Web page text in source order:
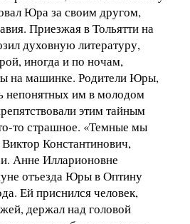
Юра за своим другом,
Приезжая в Тольятти на
духовную литературу,
иногда и по ночам,
на машинке. Родители Юры,
непонятных им в молодом
этим тайным
то страшное. «Темные мы
Константинович,
Анне Илларионовне
отъезда Юры в Оптину
Ей приснился человек,
держал над головой